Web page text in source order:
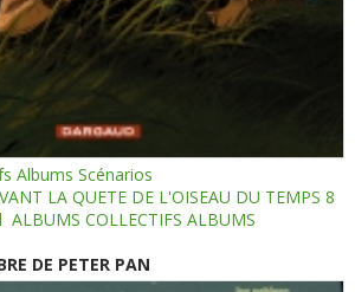
Albums Scénarios
LA QUETE DE L'OISEAU DU TEMPS 8
ALBUMS COLLECTIFS ALBUMS
DE PETER PAN